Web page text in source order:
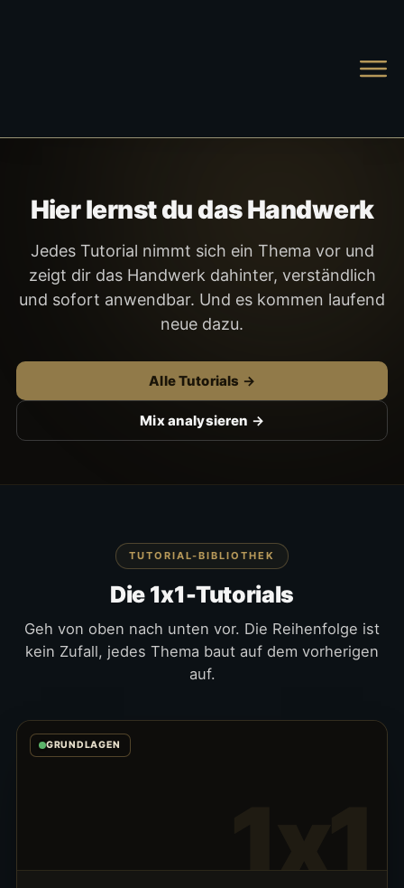
TUTORIALS
Hier lernst du das Handwerk
Jedes Tutorial nimmt sich ein Thema vor und
zeigt dir das Handwerk dahinter, verständlich
und sofort anwendbar. Und es kommen laufend
neue dazu.
Alle Tutorials
Mix analysieren
TUTORIAL-BIBLIOTHEK
Die 1x1-Tutorials
Geh von oben nach unten vor. Die Reihenfolge ist
kein Zufall, jedes Thema baut auf dem vorherigen
auf.
GRUNDLAGEN
1x1